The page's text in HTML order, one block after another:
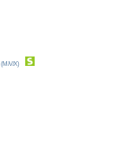
(M/V/X)